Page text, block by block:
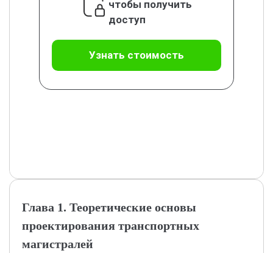
чтобы получить
доступ
Узнать стоимость
Глава 1. Теоретические основы
проектирования транспортных
магистралей